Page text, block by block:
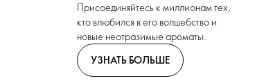
Присоединяйтесь к миллионам тех,
кто влюбился в его волшебство и
новые неотразимые ароматы.
УЗНАТЬ БОЛЬШЕ